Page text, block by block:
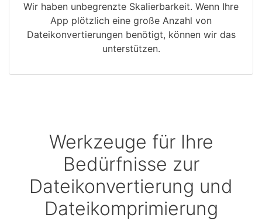
Wir haben unbegrenzte Skalierbarkeit. Wenn Ihre
App plötzlich eine große Anzahl von
Dateikonvertierungen benötigt, können wir das
unterstützen.
Werkzeuge für Ihre
Bedürfnisse zur
Dateikonvertierung und
Dateikomprimierung